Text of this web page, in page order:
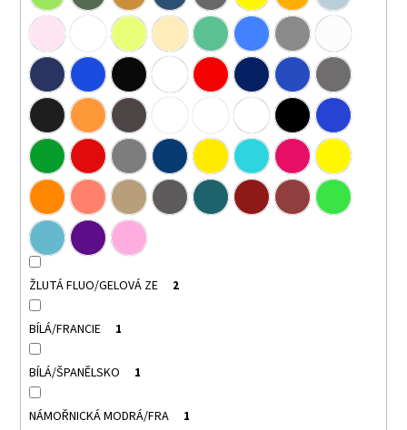
ŽLUTÁ FLUO/GELOVÁ ZE 2
BÍLÁ/FRANCIE 1
BÍLÁ/ŠPANĚLSKO 1
NÁMOŘNICKÁ MODRÁ/FRA 1